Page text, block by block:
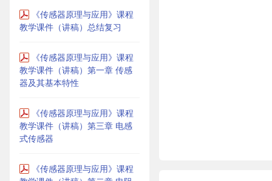
《传感器原理与应用》课程
教学课件（讲稿）总结复习
《传感器原理与应用》课程
教学课件（讲稿）第一章 传感
器及其基本特性
《传感器原理与应用》课程
教学课件（讲稿）第三章 电感
式传感器
《传感器原理与应用》课程